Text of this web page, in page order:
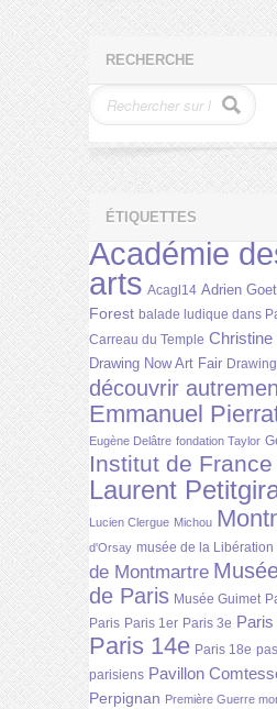
RECHERCHE
ÉTIQUETTES
Académie
arts Acagl14 Adrien
Forest balade ludique dans
Carreau du Temple Christine
Drawing Now Art Fair
découvrir
Emmanuel
Eugène Delâtre fondation Taylor
Institut de France
Laurent
Lucien Clergue Michou
d'Orsay musée de la Libération
de Montmartre
de Paris Musée Guimet
Paris Paris 1er Paris 3e Paris
Paris 14e Paris 18e
parisiens Pavillon
Perpignan Première Guerre